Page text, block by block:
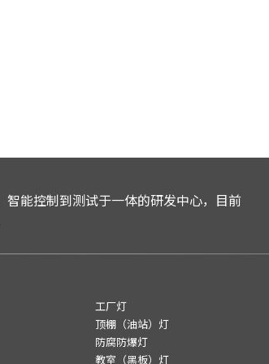
能控制到测试于一体的研发中心，目前
工厂灯
顶棚（油站）灯
防腐防爆灯
教室（黑板）灯